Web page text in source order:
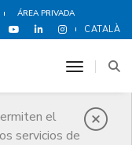
ÁREA PRIVADA
CATALÀ
el
servicios de
toggle